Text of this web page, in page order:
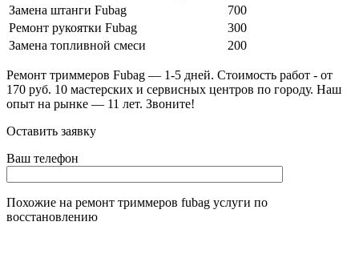
Замена штанги Fubag
700
Ремонт рукоятки Fubag
300
Замена топливной смеси
200
Ремонт триммеров Fubag — 1-5 дней. Стоимость работ - от
170 руб. 10 мастерских и сервисных центров по городу. Наш
опыт на рынке — 11 лет. Звоните!
Оставить заявку
Ваш телефон
Похожие на ремонт триммеров fubag услуги по
восстановлению